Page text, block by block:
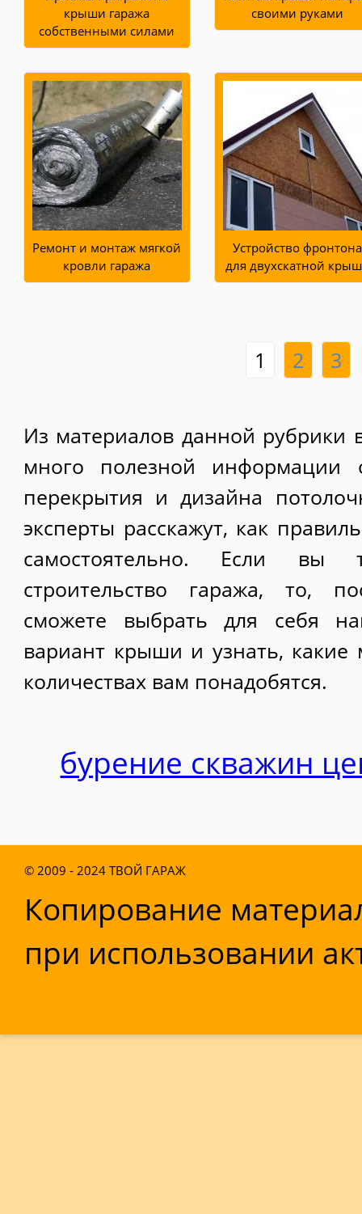
крыши гаража
собственными силами
своими руками
Ремонт и монтаж мягкой
кровли гаража
Устройство фронтона
для двухскатной
1 2 3
Из материалов данной рубрики
много полезной информации
перекрытия и дизайна
эксперты расскажут, как
самостоятельно. Если вы
строительство гаража, то,
сможете выбрать для себя
вариант крыши и узнать, какие
количествах вам понадобятся.
бурение скважин
© 2009 - 2024 ТВОЙ ГАРАЖ
Копирование
при использовании